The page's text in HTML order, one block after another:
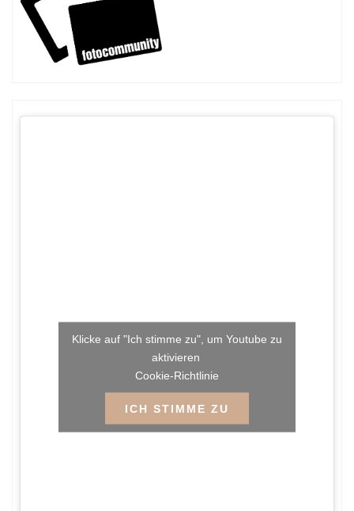
Klicke auf "Ich stimme zu", um Youtube zu
aktivieren
Cookie-Richtlinie
ICH STIMME ZU